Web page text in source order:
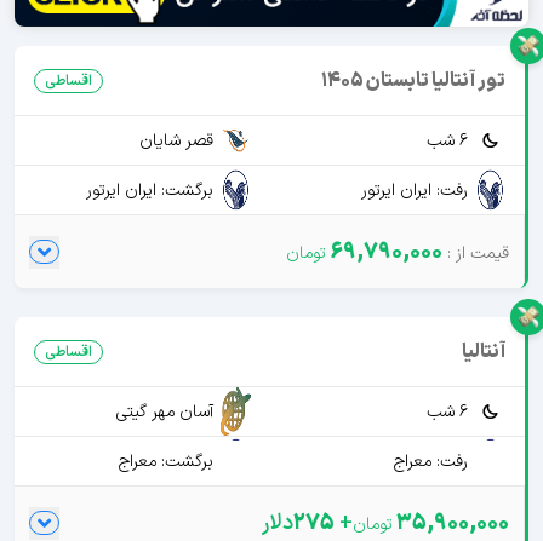
تور آنتالیا تابستان 1405 اقساطی
6 شب
قصر شایان
رفت: ایران ایرتور
برگشت: ایران ایرتور
69,790,000
آنتالیا اقساطی
6 شب
آسان مهر گیتی
رفت: معراج
برگشت: معراج
35,900,000
+
275دلار